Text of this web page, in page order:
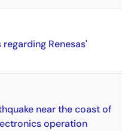
Renesas'
near the coast of
operation